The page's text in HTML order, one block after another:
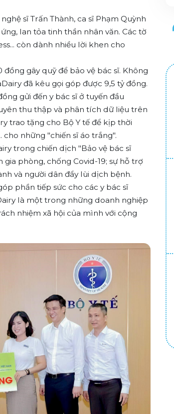
sĩ Trấn Thành, ca sĩ Phạm Quỳnh
lan tỏa tinh thần nhân văn. Các tờ
còn dành nhiều lời khen cho
gây quỹ để bảo vệ bác sĩ. Không
đã kêu gọi góp được 9,5 tỷ đồng.
gửi đến y bác sĩ ở tuyến đầu
thu thập và phân tích dữ liệu trên
trao tặng cho Bộ Y tế để kịp thời
những "chiến sĩ áo trắng".
trong chiến dịch "Bảo vệ bác sĩ
phòng, chống Covid-19; sự hỗ trợ
và người dân đẩy lùi dịch bệnh.
phần tiếp sức cho các y bác sĩ
là một trong những doanh nghiệp
nhiệm xã hội của mình với cộng